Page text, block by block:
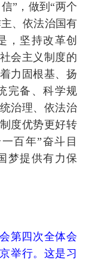
”，做到“两个
、依法治国有
，坚持改革创
会主义制度的
力固根基、扬
完备、科学规
治理、依法治
度优势更好转
百年”奋斗目
梦提供有力保
第四次全体会
举行。这是习